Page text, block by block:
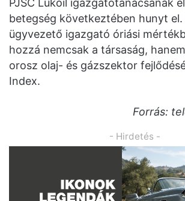
betegség következtében hunyt el.
ügyvezető igazgató óriási
hozzá nemcsak a társaság,
orosz olaj- és gázszektor
Index.
Forrás:
- Hirdetés -